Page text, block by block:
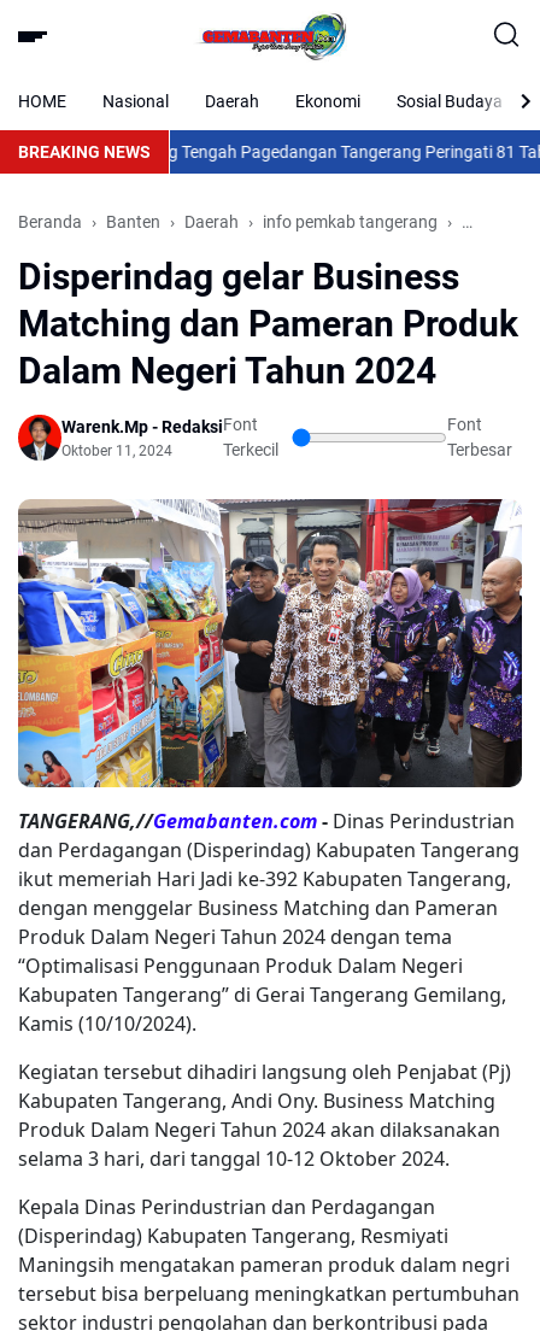
HOME Nasional Daerah Ekonomi Sosial Budaya
BREAKING NEWS
Desa Karang Tengah Pagedangan Tangerang Peringati 81
Beranda Banten Daerah info pemkab tangerang Nasional
Disperindag gelar Business
Matching dan Pameran Produk
Dalam Negeri Tahun 2024
Warenk.Mp - Redaksi
Oktober 11, 2024
Font
Terkecil
Font
Terbesar
TANGERANG,//Gemabanten.com- Dinas Perindustrian
dan Perdagangan (Disperindag) Kabupaten Tangerang
ikut memeriah Hari Jadi ke-392 Kabupaten Tangerang,
dengan menggelar Business Matching dan Pameran
Produk Dalam Negeri Tahun 2024 dengan tema
“Optimalisasi Penggunaan Produk Dalam Negeri
Kabupaten Tangerang” di Gerai Tangerang Gemilang,
Kamis (10/10/2024).
Kegiatan tersebut dihadiri langsung oleh Penjabat (Pj)
Kabupaten Tangerang, Andi Ony. Business Matching
Produk Dalam Negeri Tahun 2024 akan dilaksanakan
selama 3 hari, dari tanggal 10-12 Oktober 2024.
Kepala Dinas Perindustrian dan Perdagangan
(Disperindag) Kabupaten Tangerang, Resmiyati
Maningsih mengatakan pameran produk dalam negri
tersebut bisa berpeluang meningkatkan pertumbuhan
sektor industri pengolahan dan berkontribusi pada